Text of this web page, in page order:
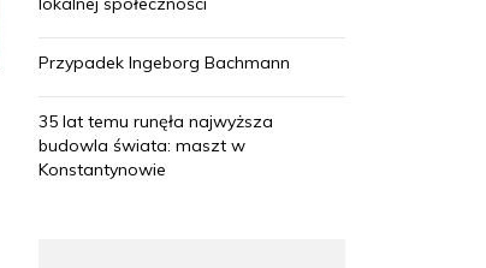
Przypadek Ingeborg Bachmann
35 lat temu runęła najwyższa
budowla świata: maszt w
Konstantynowie